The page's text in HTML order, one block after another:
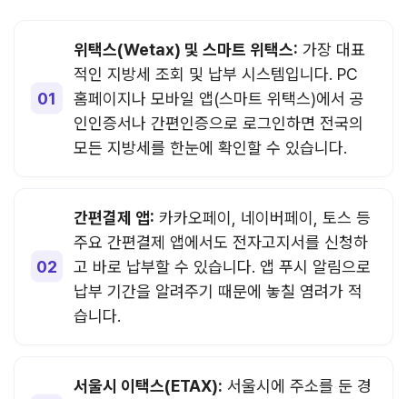
위택스(Wetax) 및 스마트 위택스: 가장 대표
적인 지방세 조회 및 납부 시스템입니다. PC
홈페이지나 모바일 앱(스마트 위택스)에서 공
인인증서나 간편인증으로 로그인하면 전국의
모든 지방세를 한눈에 확인할 수 있습니다.
간편결제 앱: 카카오페이, 네이버페이, 토스 등
주요 간편결제 앱에서도 전자고지서를 신청하
고 바로 납부할 수 있습니다. 앱 푸시 알림으로
납부 기간을 알려주기 때문에 놓칠 염려가 적
습니다.
서울시 이택스(ETAX): 서울시에 주소를 둔 경